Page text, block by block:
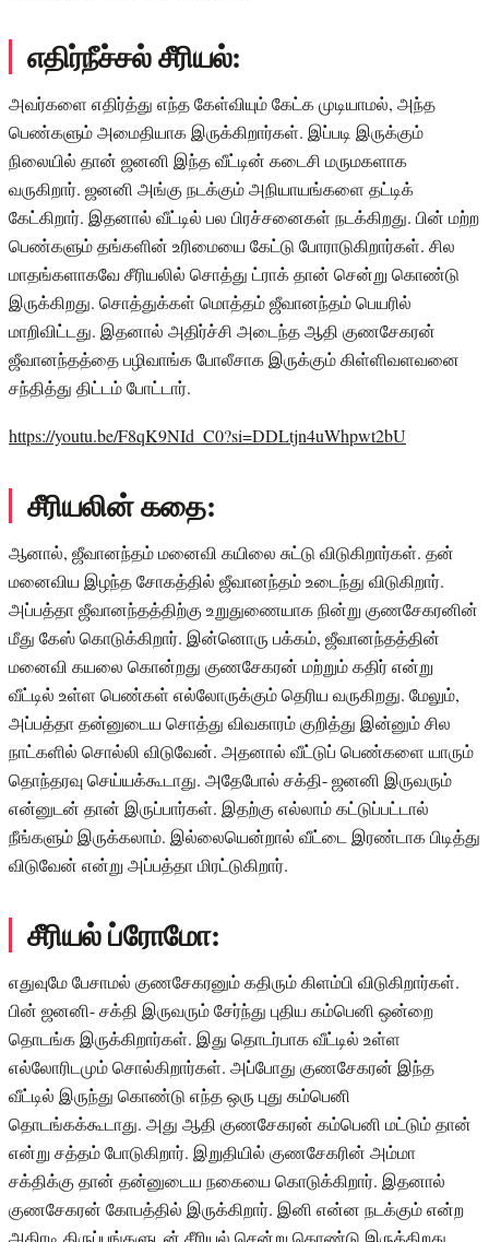
எதிர்நீச்சல் சீரியல்:
அவர்களை எதிர்த்து எந்த கேள்வியும் கேட்க முடியாமல், அந்த
பெண்களும் அமைதியாக இருக்கிறார்கள். இப்படி இருக்கும்
நிலையில் தான் ஜனனி இந்த வீட்டின் கடைசி மருமகளாக
வருகிறார். ஜனனி அங்கு நடக்கும் அநியாயங்களை தட்டிக்
கேட்கிறார். இதனால் வீட்டில் பல பிரச்சனைகள் நடக்கிறது. பின் மற்ற
பெண்களும் தங்களின் உரிமையை கேட்டு போராடுகிறார்கள். சில
மாதங்களாகவே சீரியலில் சொத்து ட்ராக் தான் சென்று கொண்டு
இருக்கிறது. சொத்துக்கள் மொத்தம் ஜீவானந்தம் பெயரில்
மாறிவிட்டது. இதனால் அதிர்ச்சி அடைந்த ஆதி குணசேகரன்
ஜீவானந்தத்தை பழிவாங்க போலீசாக இருக்கும் கிள்ளிவளவனை
சந்தித்து திட்டம் போட்டார்.
https://youtu.be/F8qK9NId_C0?si=DDLtjn4uWhpwt2bU
சீரியலின் கதை:
ஆனால், ஜீவானந்தம் மனைவி கயிலை சுட்டு விடுகிறார்கள். தன்
மனைவிய இழந்த சோகத்தில் ஜீவானந்தம் உடைந்து விடுகிறார்.
அப்பத்தா ஜீவானந்தத்திற்கு உறுதுணையாக நின்று குணசேகரனின்
மீது கேஸ் கொடுக்கிறார். இன்னொரு பக்கம், ஜீவானந்தத்தின்
மனைவி கயலை கொன்றது குணசேகரன் மற்றும் கதிர் என்று
வீட்டில் உள்ள பெண்கள் எல்லோருக்கும் தெரிய வருகிறது. மேலும்,
அப்பத்தா தன்னுடைய சொத்து விவகாரம் குறித்து இன்னும் சில
நாட்களில் சொல்லி விடுவேன். அதனால் வீட்டுப் பெண்களை யாரும்
தொந்தரவு செய்யக்கூடாது. அதேபோல் சக்தி- ஜனனி இருவரும்
என்னுடன் தான் இருப்பார்கள். இதற்கு எல்லாம் கட்டுப்பட்டால்
நீங்களும் இருக்கலாம். இல்லையென்றால் வீட்டை இரண்டாக பிடித்து
விடுவேன் என்று அப்பத்தா மிரட்டுகிறார்.
சீரியல் ப்ரோமோ:
எதுவுமே பேசாமல் குணசேகரனும் கதிரும் கிளம்பி விடுகிறார்கள்.
பின் ஜனனி- சக்தி இருவரும் சேர்ந்து புதிய கம்பெனி ஒன்றை
தொடங்க இருக்கிறார்கள். இது தொடர்பாக வீட்டில் உள்ள
எல்லோரிடமும் சொல்கிறார்கள். அப்போது குணசேகரன் இந்த
வீட்டில் இருந்து கொண்டு எந்த ஒரு புது கம்பெனி
தொடங்கக்கூடாது. அது ஆதி குணசேகரன் கம்பெனி மட்டும் தான்
என்று சத்தம் போடுகிறார். இறுதியில் குணசேகரின் அம்மா
சக்திக்கு தான் தன்னுடைய நகையை கொடுக்கிறார். இதனால்
குணசேகரன் கோபத்தில் இருக்கிறார். இனி என்ன நடக்கும் என்ற
அதிரடி திருப்பங்களுடன் சீரியல் சென்று கொண்டு இருக்கிறது.